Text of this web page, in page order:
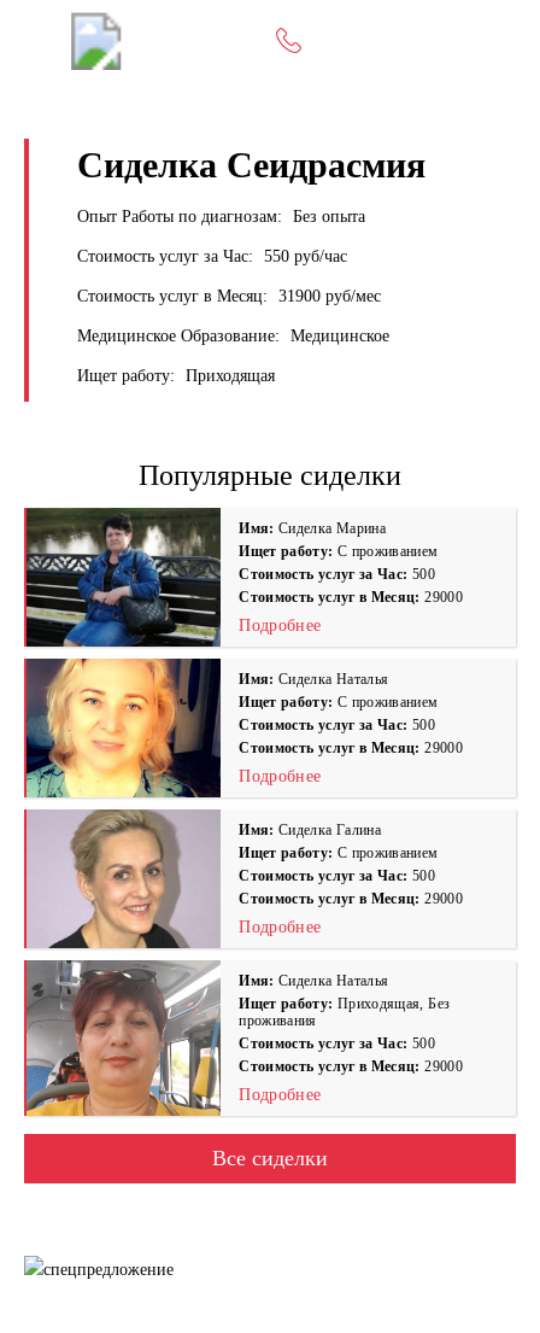
Сиделка Сеидрасмия
Опыт Работы по диагнозам: Без опыта
Стоимость услуг за Час: 550 руб/час
Стоимость услуг в Месяц: 31900 руб/мес
Медицинское Образование: Медицинское
Ищет работу: Приходящая
Популярные сиделки
Имя: Сиделка Марина
Ищет работу: С проживанием
Стоимость услуг за Час: 500
Стоимость услуг в Месяц:29000
Подробнее
Имя: Сиделка Наталья
Ищет работу: С проживанием
Стоимость услуг за Час: 500
Стоимость услуг в Месяц:29000
Подробнее
Имя: Сиделка Галина
Ищет работу: С проживанием
Стоимость услуг за Час: 500
Стоимость услуг в Месяц:29000
Подробнее
Имя: Сиделка Наталья
Ищет работу: Приходящая, Без
проживания
Стоимость услуг за Час: 500
Стоимость услуг в Месяц:29000
Подробнее
Все сиделки